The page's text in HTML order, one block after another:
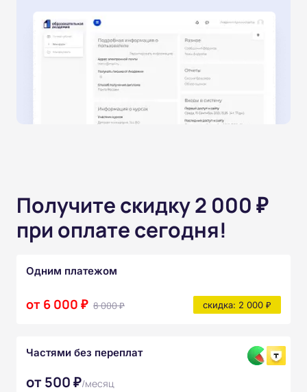
Получите скидку 2 000 ₽
при оплате сегодня!
Одним платежом
от 6 000 ₽ 8 000 ₽ скидка: 2 000 ₽
Частями без переплат
от 500 ₽/месяц